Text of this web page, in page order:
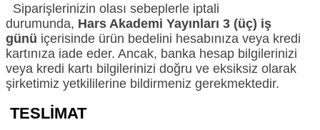
Siparişlerinizin olası sebeplerle iptali
durumunda, Hars Akademi Yayınları 3 (üç) iş
günü içerisinde ürün bedelini hesabınıza veya kredi
kartınıza iade eder. Ancak, banka hesap bilgilerinizi
veya kredi kartı bilgilerinizi doğru ve eksiksiz olarak
şirketimiz yetkililerine bildirmeniz gerekmektedir.
TESLİMAT